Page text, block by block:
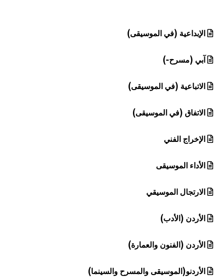
الإبداعية (في الموسيقى)
آبي (مسرح-)
الاتباعية (في الموسيقى)
الاتفاق (في الموسيقى)
الإخراج الفني
الأداء الموسيقى
الارتجال الموسيقي
الأردن (الأدب)
الأردن (الفنون والعمارة)
الأردنو(الموسيقى والمسرح والسينما)